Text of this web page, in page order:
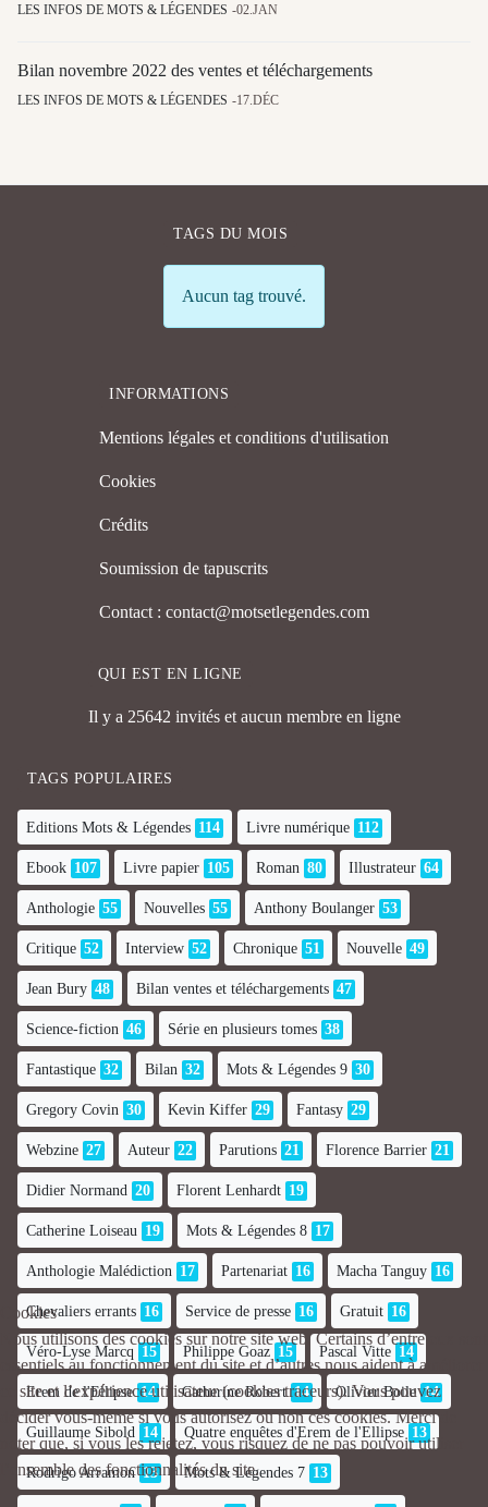
LES INFOS DE MOTS & LÉGENDES 02.JAN
Bilan novembre 2022 des ventes et téléchargements
LES INFOS DE MOTS & LÉGENDES 17.DÉC
TAGS DU MOIS
Info
Aucun tag trouvé.
INFORMATIONS
Mentions légales et conditions d'utilisation
Cookies
Crédits
Soumission de tapuscrits
Contact : contact@motsetlegendes.com
QUI EST EN LIGNE
Il y a 25642 invités et aucun membre en ligne
TAGS POPULAIRES
Editions Mots & Légendes 114 Livre numérique 112
Ebook 107 Livre papier 105 Roman 80 Illustrateur 64
Anthologie 55 Nouvelles 55 Anthony Boulanger 53
Critique 52 Interview 52 Chronique 51 Nouvelle 49
Jean Bury 48 Bilan ventes et téléchargements 47
Science-fiction 46 Série en plusieurs tomes 38
Fantastique 32 Bilan 32 Mots & Légendes 9 30
Gregory Covin 30 Kevin Kiffer 29 Fantasy 29
Webzine 27 Auteur 22 Parutions 21 Florence Barrier 21
Didier Normand 20 Florent Lenhardt 19
Catherine Loiseau 19 Mots & Légendes 8 17
Anthologie Malédiction 17 Partenariat 16 Macha Tanguy 16
Chevaliers errants 16 Service de presse 16 Gratuit 16
Véro-Lyse Marcq 15 Philippe Goaz 15 Pascal Vitte 14
Erem de l'Ellipse 14 Catherine Robert 14 Olivier Boile 14
Guillaume Sibold 14 Quatre enquêtes d'Erem de l'Ellipse 13
Rodrigo Arramon 13 Mots & Légendes 7 13
Cookies
Nous utilisons des cookies sur notre site web. Certains d’entre eux sont
essentiels au fonctionnement du site et d’autres nous aident à améliorer
ce site et l’expérience utilisateur (cookies traceurs). Vous pouvez
décider vous-même si vous autorisez ou non ces cookies. Merci de
noter que, si vous les rejetez, vous risquez de ne pas pouvoir utiliser
l’ensemble des fonctionnalités du site.